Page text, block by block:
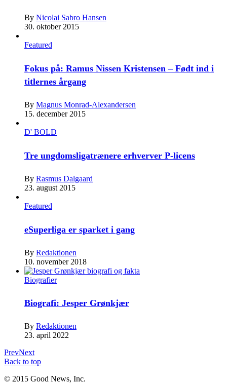
By Nicolai Sabro Hansen
30. oktober 2015
Featured
Fokus på: Ramus Nissen Kristensen – Født ind i
titlernes årgang
By Magnus Monrad-Alexandersen
15. december 2015
D' BOLD
Tre ungdomsligatrænere erhverver P-licens
By Rasmus Dalgaard
23. august 2015
Featured
eSuperliga er sparket i gang
By Redaktionen
10. november 2018
Biografier
Biografi: Jesper Grønkjær
By Redaktionen
23. april 2022
PrevNext
Back to top
© 2015 Good News, Inc.